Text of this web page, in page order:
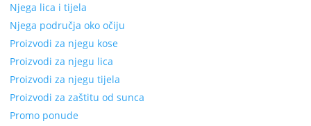
Njega lica i tijela
Njega područja oko očiju
Proizvodi za njegu kose
Proizvodi za njegu lica
Proizvodi za njegu tijela
Proizvodi za zaštitu od sunca
Promo ponude